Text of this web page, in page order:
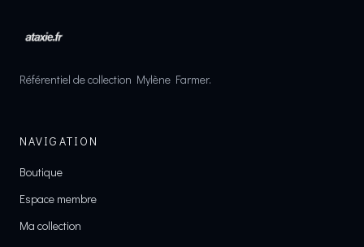
Référentiel de collection Mylène Farmer.
NAVIGATION
Boutique
Espace membre
Ma collection